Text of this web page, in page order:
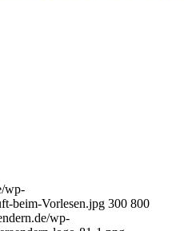
wp-
beim-Vorlesen.jpg 300 800
wp-